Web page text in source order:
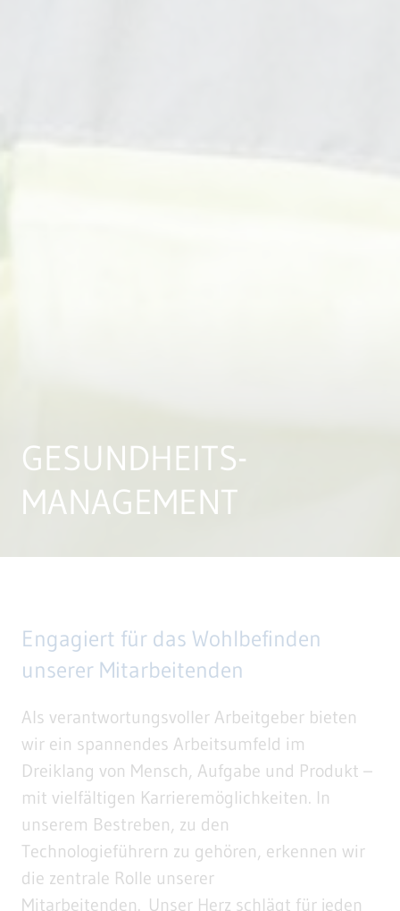
GESUNDHEITS-
MANAGEMENT
Engagiert für das Wohlbefinden
unserer Mitarbeitenden
Als verantwortungsvoller Arbeitgeber bieten
wir ein spannendes Arbeitsumfeld im
Dreiklang von Mensch, Aufgabe und Produkt –
mit vielfältigen Karrieremöglichkeiten. In
unserem Bestreben, zu den
Technologieführern zu gehören, erkennen wir
die zentrale Rolle unserer
Mitarbeitenden. Unser Herz schlägt für jeden